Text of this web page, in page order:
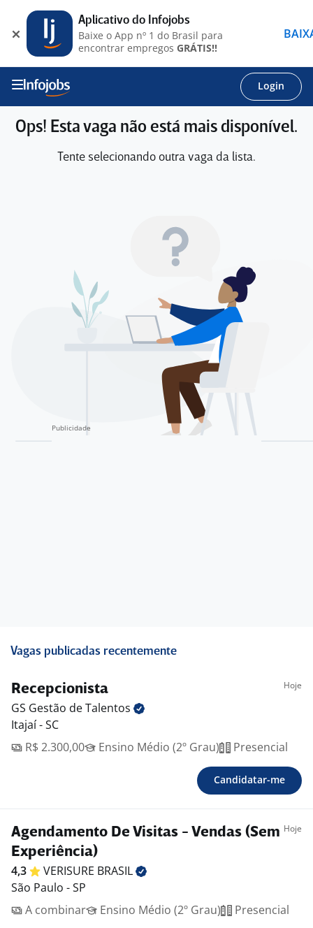
Login
Ops! Esta vaga não está mais disponível.
Tente selecionando outra vaga da lista.
Vagas publicadas recentemente
Recepcionista Hoje
GS Gestão deTalentos
Itajaí - SC
R$ 2.300,00
Ensino Médio (2º Grau) Presencial
Candidatar-me
Agendamento De Visitas - Vendas (Sem
Experiência)
Hoje
4,3 VERISURE BRASIL
São Paulo - SP
A combinar
Ensino Médio (2º Grau) Presencial
Aplicativo do Infojobs
Baixe o App nº 1 do Brasil para
encontrar empregos GRÁTIS!!